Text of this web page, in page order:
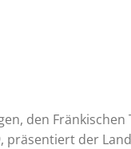
den
präsentiert der